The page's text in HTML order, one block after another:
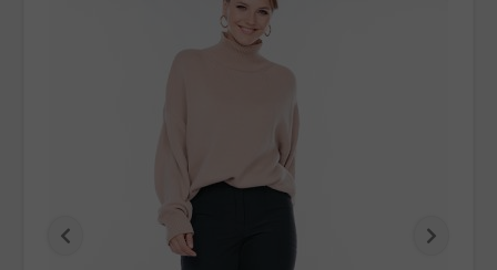
Предыдущая